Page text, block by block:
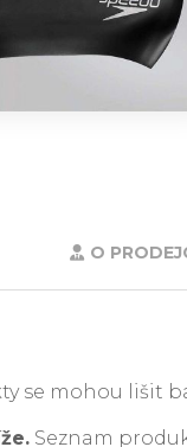
O
se mohou lišit
Seznam